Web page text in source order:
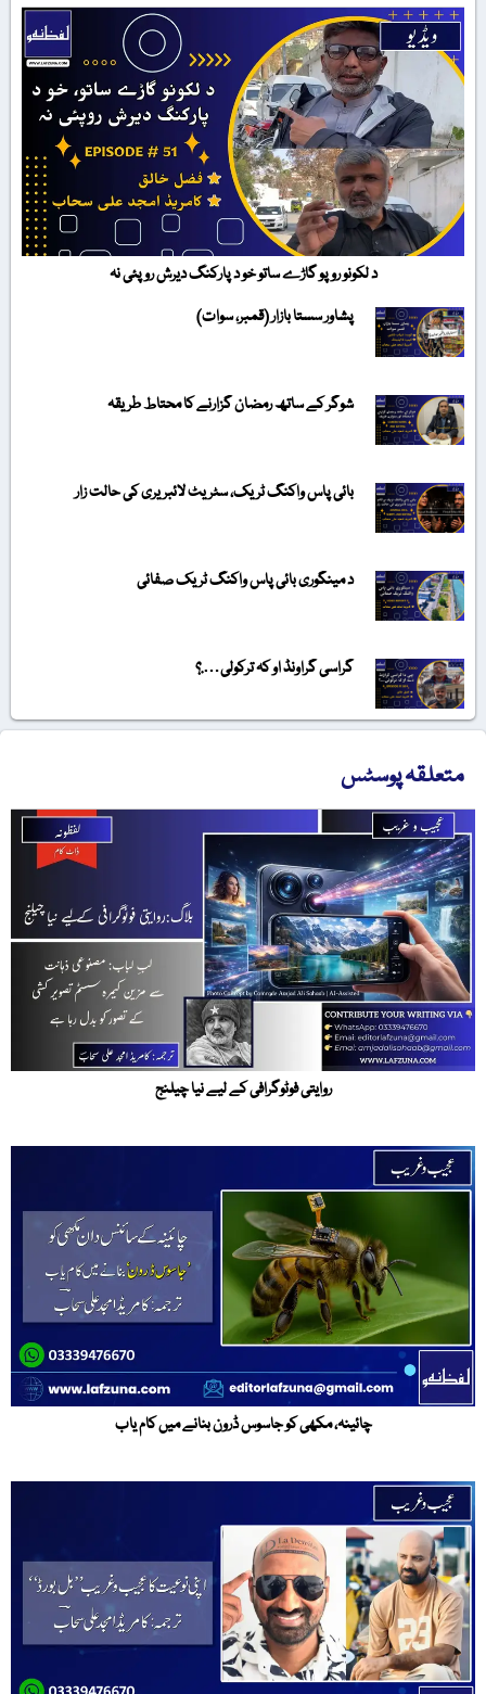
د لکونو روپو گاڑے ساتو خو د پارکنگ دیرش روپئی نہ
پشاور سستا بازار (قمبر، سوات)
شوگر کے ساتھ رمضان گزارنے کا محتاط طریقہ
بائی پاس واکنگ ٹریک، سٹریٹ لائبریری کی حالت زار
د مینگوری بائی پاس واکنگ ٹریک صفائی
گراسی گراونڈ او کہ ترکولی….؟
متعلقہ پوسٹس
روایتی فوٹوگرافی کے لیے نیا چیلنج
چائینہ، مکھی کو جاسوس ڈرون بنانے میں کام یاب